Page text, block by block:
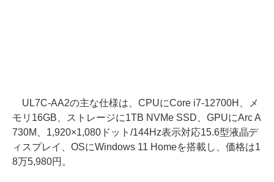
UL7C-AA2の主な仕様は、CPUにCore i7-12700H、メ
モリ16GB、ストレージに1TB NVMe SSD、GPUにArc A
730M、1,920×1,080ドット/144Hz表示対応15.6型液晶デ
ィスプレイ、OSにWindows 11 Homeを搭載し、価格は1
8万5,980円。